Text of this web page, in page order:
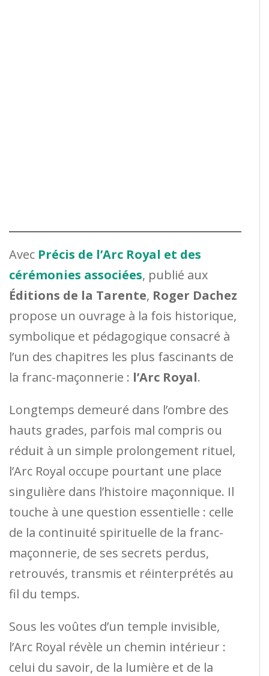
Avec Précis de l’Arc Royal et des
cérémonies associées, publié aux
Éditions de la Tarente, Roger Dachez
propose un ouvrage à la fois historique,
symbolique et pédagogique consacré à
l’un des chapitres les plus fascinants de
la franc-maçonnerie : l’Arc Royal.
Longtemps demeuré dans l’ombre des
hauts grades, parfois mal compris ou
réduit à un simple prolongement rituel,
l’Arc Royal occupe pourtant une place
singulière dans l’histoire maçonnique. Il
touche à une question essentielle : celle
de la continuité spirituelle de la franc-
maçonnerie, de ses secrets perdus,
retrouvés, transmis et réinterprétés au
fil du temps.
Sous les voûtes d’un temple invisible,
l’Arc Royal révèle un chemin intérieur :
celui du savoir, de la lumière et de la